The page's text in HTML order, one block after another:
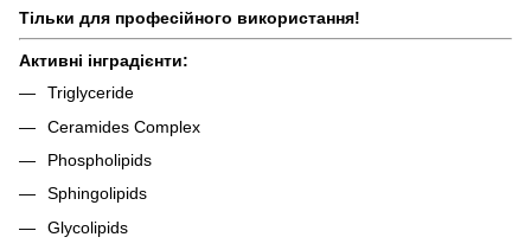
Тільки для професійного використання!
Активні інградієнти:
Triglyceride
Ceramides Complex
Phospholipids
Sphingolipids
Glycolipids